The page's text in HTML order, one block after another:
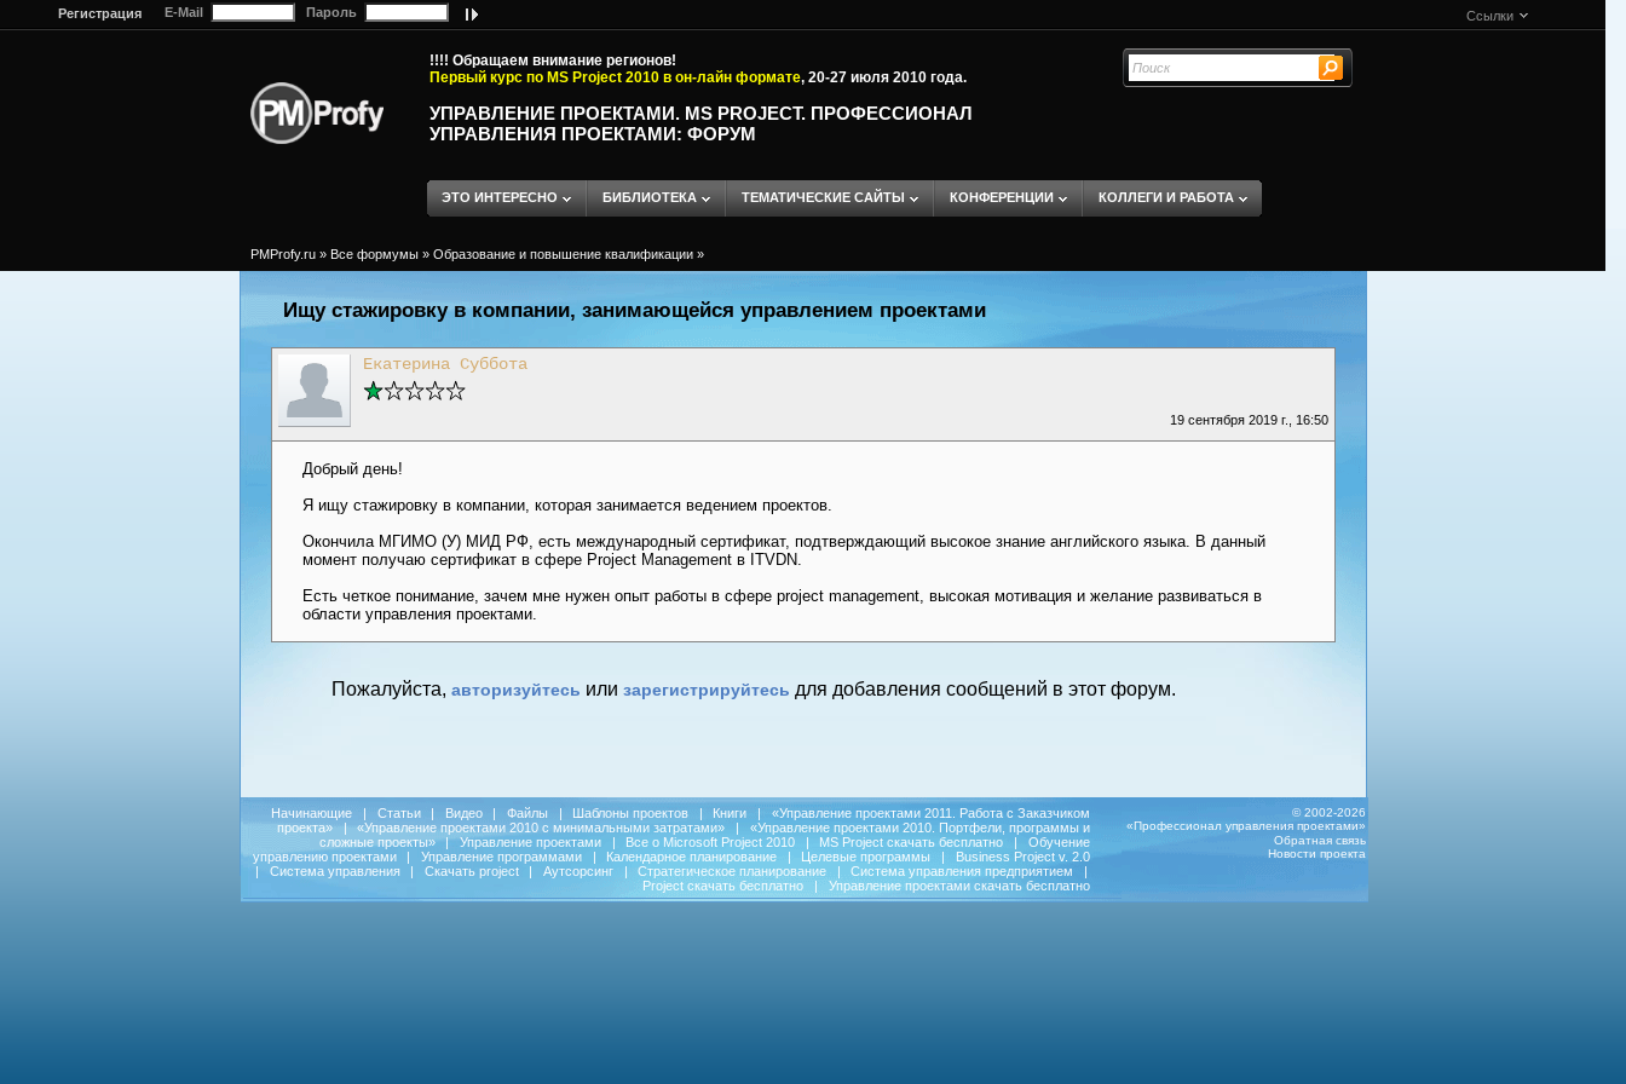
Регистрация E-Mail Пароль Ссылки
!!!! Обращаем внимание регионов!
Первый курс по MS Project 2010 в он-лайн формате, 20-27 июля 2010 года.
УПРАВЛЕНИЕ ПРОЕКТАМИ. MS PROJECT. ПРОФЕССИОНАЛ
УПРАВЛЕНИЯ ПРОЕКТАМИ: ФОРУМ
ЭТО ИНТЕРЕСНО БИБЛИОТЕКА ТЕМАТИЧЕСКИЕ САЙТЫ КОНФЕРЕНЦИИ КОЛЛЕГИ И РАБОТА
PMProfy.ru » Все формумы » Образование и повышение квалификации »
Ищу стажировку в компании, занимающейся управлением проектами
Екатерина Суббота
19 сентября 2019 г., 16:50
Добрый день!
Я ищу стажировку в компании, которая занимается ведением проектов.
Окончила МГИМО (У) МИД РФ, есть международный сертификат, подтверждающий высокое знание английского языка. В данный
момент получаю сертификат в сфере Project Management в ITVDN.
Есть четкое понимание, зачем мне нужен опыт работы в сфере project management, высокая мотивация и желание развиваться в
области управления проектами.
Пожалуйста, авторизуйтесь или зарегистрируйтесь для добавления сообщений в этот форум.
Начинающие | Статьи | Видео | Файлы | Шаблоны проектов | Книги |
«Управление проектами 2011. Работа с Заказчиком
проекта»
| «Управление проектами 2010 с минимальными затратами» |
«Управление проектами 2010. Портфели, программы и
сложные проекты»
| Управление проектами | Все о Microsoft Project 2010 | MS Project скачать бесплатно |
Обучение
управлению проектами
| Управление программами | Календарное планирование | Целевые программы |
Business Project v. 2.0
|
Система управления | Скачать project | Аутсорсинг | Стратегическое планирование | Система управления предприятием
|
Project скачать бесплатно
| Управление проектами скачать бесплатно
© 2002-2026
«Профессионал управления проектами»
Обратная связь
Новости проекта